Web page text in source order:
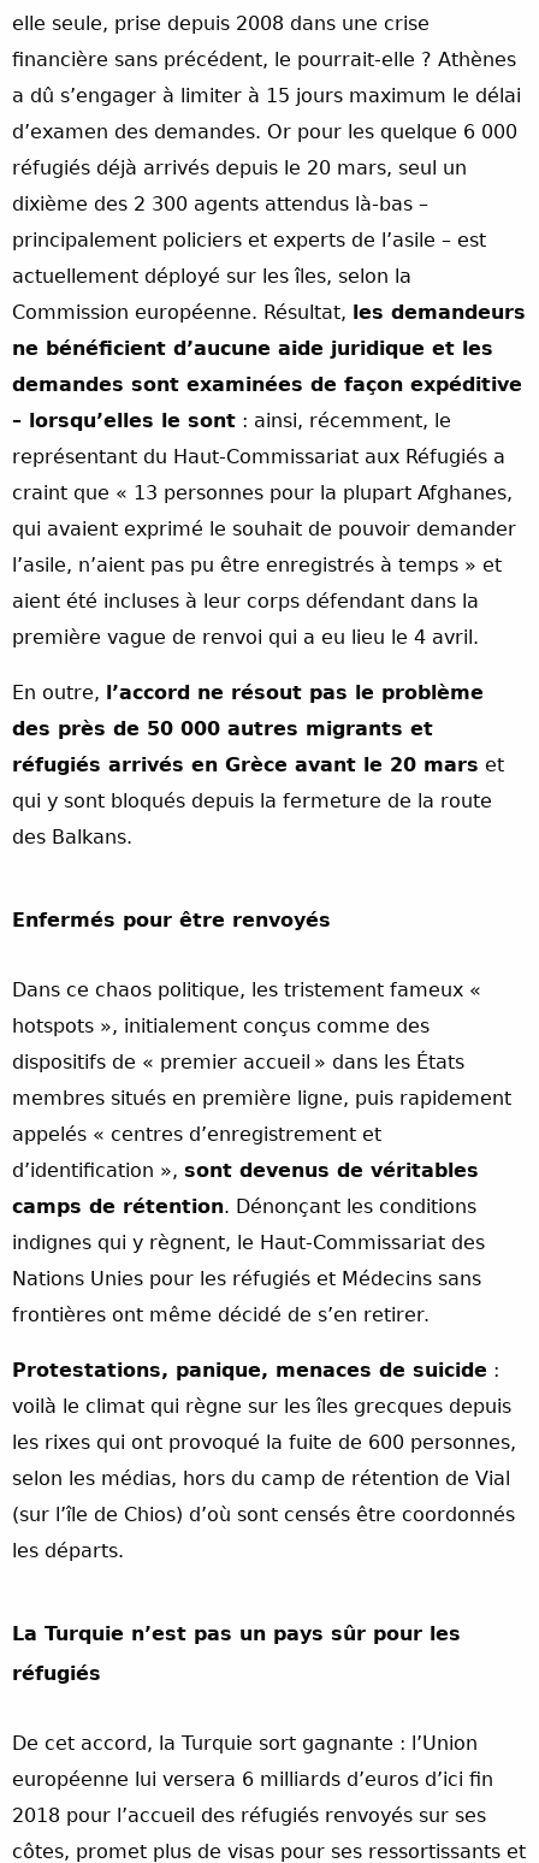
elle seule, prise depuis 2008 dans une crise
financière sans précédent, le pourrait-elle ? Athènes
a dû s’engager à limiter à 15 jours maximum le délai
d’examen des demandes. Or pour les quelque 6 000
réfugiés déjà arrivés depuis le 20 mars, seul un
dixième des 2 300 agents attendus là-bas –
principalement policiers et experts de l’asile – est
actuellement déployé sur les îles, selon la
Commission européenne. Résultat, les demandeurs
ne bénéficient d’aucune aide juridique et les
demandes sont examinées de façon expéditive
– lorsqu’elles le sont : ainsi, récemment, le
représentant du Haut-Commissariat aux Réfugiés a
craint que « 13 personnes pour la plupart Afghanes,
qui avaient exprimé le souhait de pouvoir demander
l’asile, n’aient pas pu être enregistrés à temps » et
aient été incluses à leur corps défendant dans la
première vague de renvoi qui a eu lieu le 4 avril.
En outre, l’accord ne résout pas le problème
des près de 50 000 autres migrants et
réfugiés arrivés en Grèce avant le 20 mars et
qui y sont bloqués depuis la fermeture de la route
des Balkans.
Enfermés pour être renvoyés
Dans ce chaos politique, les tristement fameux «
hotspots », initialement conçus comme des
dispositifs de « premier accueil » dans les États
membres situés en première ligne, puis rapidement
appelés « centres d’enregistrement et
d’identification », sont devenus de véritables
camps de rétention. Dénonçant les conditions
indignes qui y règnent, le Haut-Commissariat des
Nations Unies pour les réfugiés et Médecins sans
frontières ont même décidé de s’en retirer.
Protestations, panique, menaces de suicide :
voilà le climat qui règne sur les îles grecques depuis
les rixes qui ont provoqué la fuite de 600 personnes,
selon les médias, hors du camp de rétention de Vial
(sur l’île de Chios) d’où sont censés être coordonnés
les départs.
La Turquie n’est pas un pays sûr pour les
réfugiés
De cet accord, la Turquie sort gagnante : l’Union
européenne lui versera 6 milliards d’euros d’ici fin
2018 pour l’accueil des réfugiés renvoyés sur ses
côtes, promet plus de visas pour ses ressortissants et